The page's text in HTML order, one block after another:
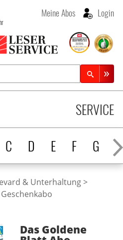
Meine Abos Login
C D E F G H
SERVICE
& Unterhaltung
Geschenkabo
Das Goldene